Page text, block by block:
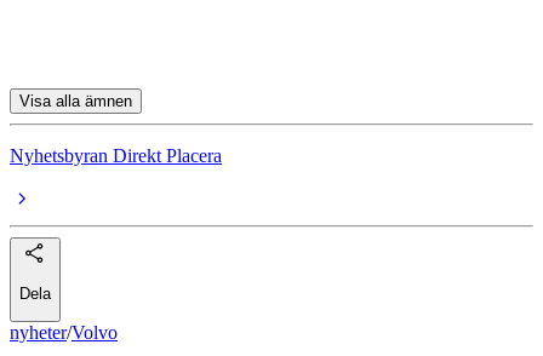
Visa alla ämnen
Nyhetsbyran Direkt Placera
Dela
nyheter/Volvo